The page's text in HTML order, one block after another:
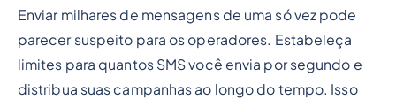
Enviar milhares de mensagens de uma só vez pode
parecer suspeito para os operadores. Estabeleça
limites para quantos SMS você envia por segundo e
distribua suas campanhas ao longo do tempo. Isso